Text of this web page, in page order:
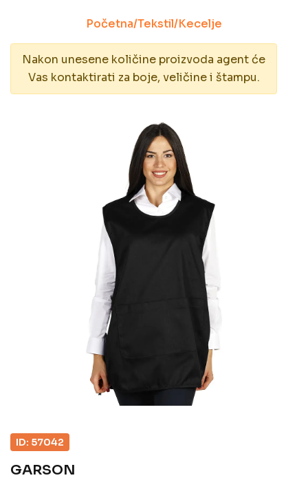
Početna/Tekstil/Kecelje
Nakon unesene količine proizvoda agent će
Vas kontaktirati za boje, veličine i štampu.
ID: 57042
GARSON